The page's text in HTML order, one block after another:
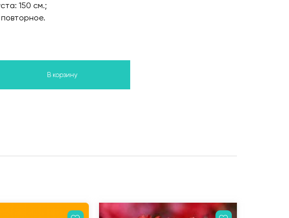
150 см.;
В корзину